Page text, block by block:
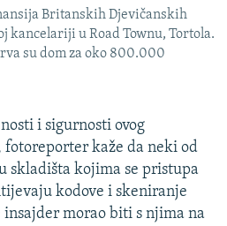
Britanskih Djevičanskih
kancelariji u Road Townu, Tortola.
su dom za oko 800.000
i sigurnosti ovog
kaže da neki od
skladišta kojima se pristupa
kodove i skeniranje
insajder morao biti s njima na